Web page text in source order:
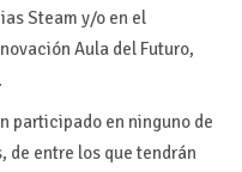
Steam y/o en el
Aula del Futuro,
participado en ninguno de
de entre los que tendrán